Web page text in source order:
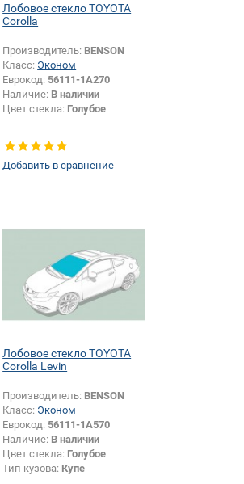
Лобовое стекло TOYOTA
Corolla
Производитель: BENSON
Класс: Эконом
Еврокод: 56111-1A270
Наличие: В наличии
Цвет стекла: Голубое
Добавить в сравнение
Лобовое стекло TOYOTA
Corolla Levin
Производитель: BENSON
Класс: Эконом
Еврокод: 56111-1A570
Наличие: В наличии
Цвет стекла: Голубое
Тип кузова: Купе